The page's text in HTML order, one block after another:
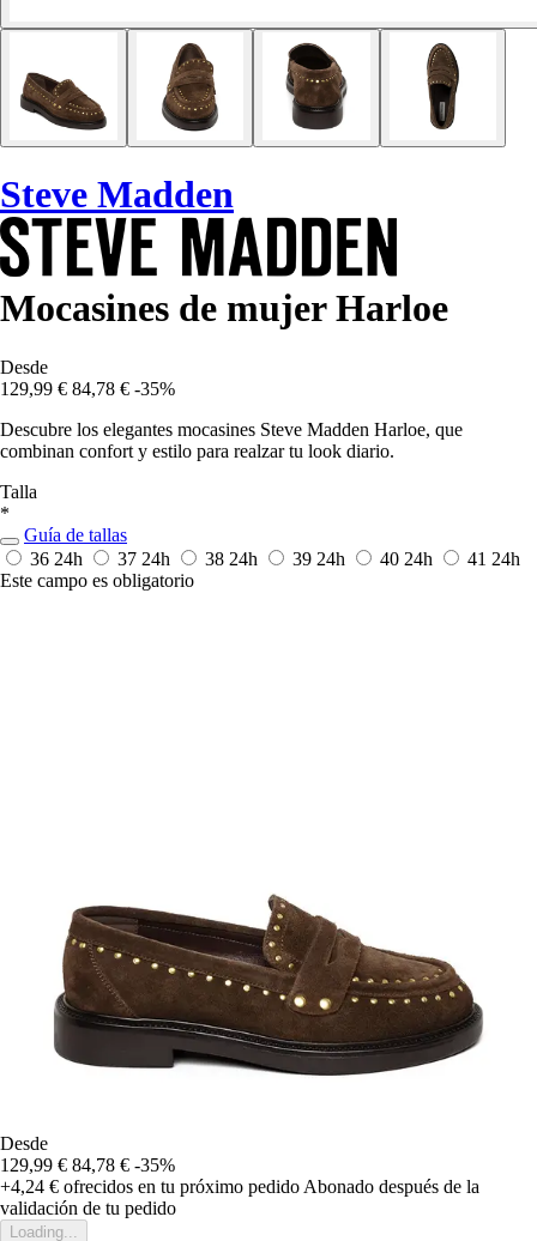
Steve Madden
Mocasines de mujer Harloe
Desde
129,99 € 84,78 € -35%
Descubre los elegantes mocasines Steve Madden Harloe, que
combinan confort y estilo para realzar tu look diario.
Talla
*
Guía de tallas
36 24h 37 24h 38 24h 39 24h 40 24h 41 24h
Este campo es obligatorio
Desde
129,99 € 84,78 € -35%
+4,24 € ofrecidos en tu próximo pedido Abonado después de la
validación de tu pedido
Loading...